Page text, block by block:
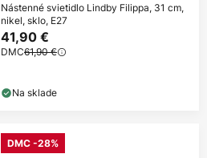
Nástenné svietidlo Lindby Filippa, 31 cm,
nikel, sklo, E27
41,90 €
DMC61,90 €
Na sklade
DMC -28%